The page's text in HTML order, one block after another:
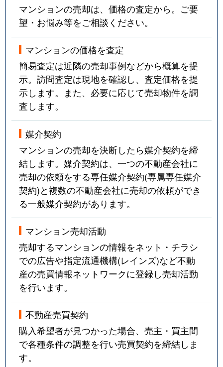
マンションの売却は、価格の査定から。ご要
望・お悩み等をご相談ください。
マンションの価格を査定
簡易査定は近隣の売却事例などから概算を提
示。訪問査定は現地を確認し、査定価格を提
示します。また、必要に応じて売却物件を調
査します。
媒介契約
マンションの売却を決断したら媒介契約を締
結します。媒介契約は、一つの不動産会社に
売却の依頼をする専任媒介契約(専属専任媒介
契約)と複数の不動産会社に売却の依頼ができ
る一般媒介契約があります。
マンション売却活動
売却するマンションの情報をネット・チラシ
での広告や指定流通機構(レインズ)など不動
産の売買情報ネットワークに登録し売却活動
を行います。
不動産売買契約
購入希望者が見つかった場合、売主・買主間
で各種条件の調整を行い売買契約を締結しま
す。